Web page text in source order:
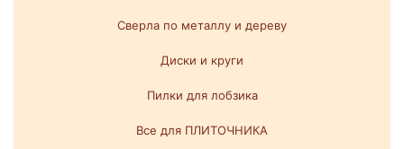
Сверла по металлу и дереву
Диски и круги
Пилки для лобзика
Все для ПЛИТОЧНИКА